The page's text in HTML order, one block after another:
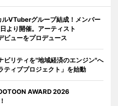
VTuberグループ結成！メンバー
より開催。アーティスト
ビューをプロデュース
ビリティを"地域経済のエンジン"へ
ティブプロジェクト」を始動
AWARD 2026